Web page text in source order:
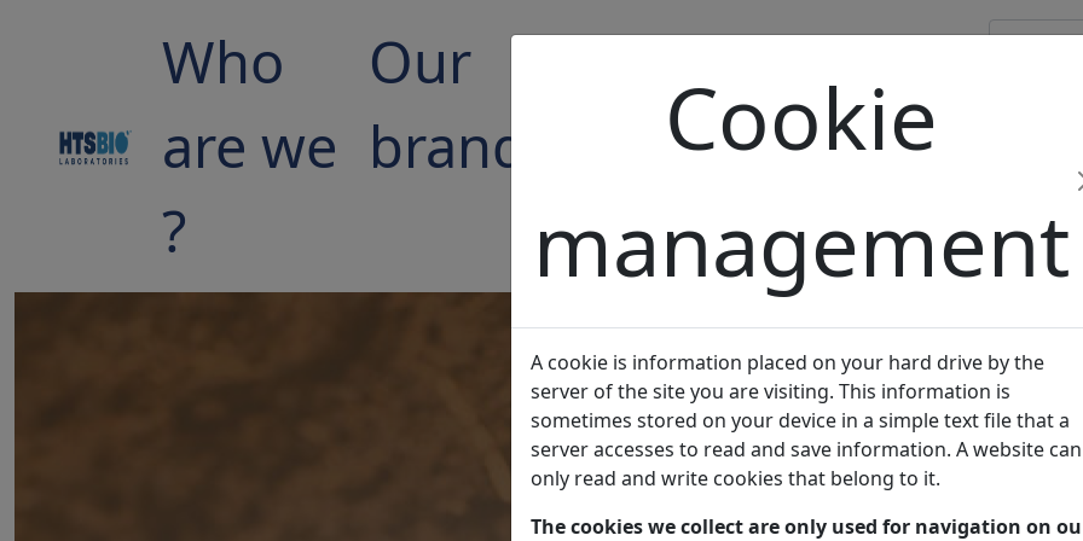
Who
are we
?
Our
brands
Our areas
of expertise
Cookie
management
A cookie is information placed on your hard drive by the
server of the site you are visiting. This information is
sometimes stored on your device in a simple text file that a
server accesses to read and save information. A website can
only read and write cookies that belong to it.
The cookies we collect are only used for navigation on